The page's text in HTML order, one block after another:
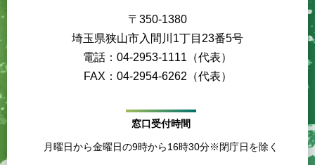
〒350-1380
埼玉県狭山市入間川1丁目23番5号
電話：04-2953-1111（代表）
FAX：04-2954-6262（代表）
窓口受付時間
月曜日から金曜日の9時から16時30分※閉庁日を除く